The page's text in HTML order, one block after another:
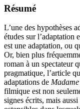
Résumé
L’une des hypothèses
études sur l’adaptation
est une adaptation, ou
Or, bien plus
roman à un spectateur
pragmatique, l’article
adaptations de
filmique est non
signes écrits, mais